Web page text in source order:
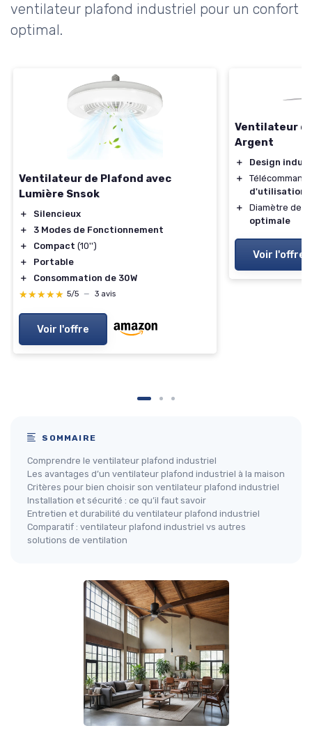
ventilateur plafond industriel pour un confort
optimal.
Ventilateur de Plafond avec
Lumière Snsok
＋
Silencieux
＋
3 Modes de Fonctionnement
＋
Compact (10'')
＋
Portable
＋
Consommation de 30W
★★★★★
★★★★★ 5/5 — 3 avis
Voir l'offre
Ventilateur
Argent
＋
Design
＋
d'utilisation
＋
Diamètre de
optimale
Voir l'offre
SOMMAIRE
Comprendre le ventilateur plafond industriel
Les avantages d’un ventilateur plafond industriel à la maison
Critères pour bien choisir son ventilateur plafond industriel
Installation et sécurité : ce qu’il faut savoir
Entretien et durabilité du ventilateur plafond industriel
Comparatif : ventilateur plafond industriel vs autres
solutions de ventilation